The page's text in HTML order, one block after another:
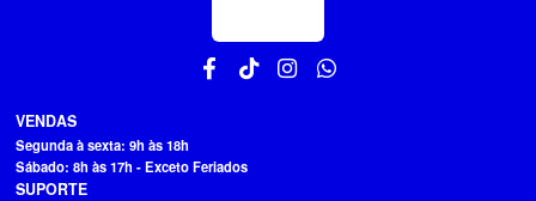
VENDAS
Segunda à sexta: 9h às 18h
Sábado: 8h às 17h - Exceto Feriados
SUPORTE